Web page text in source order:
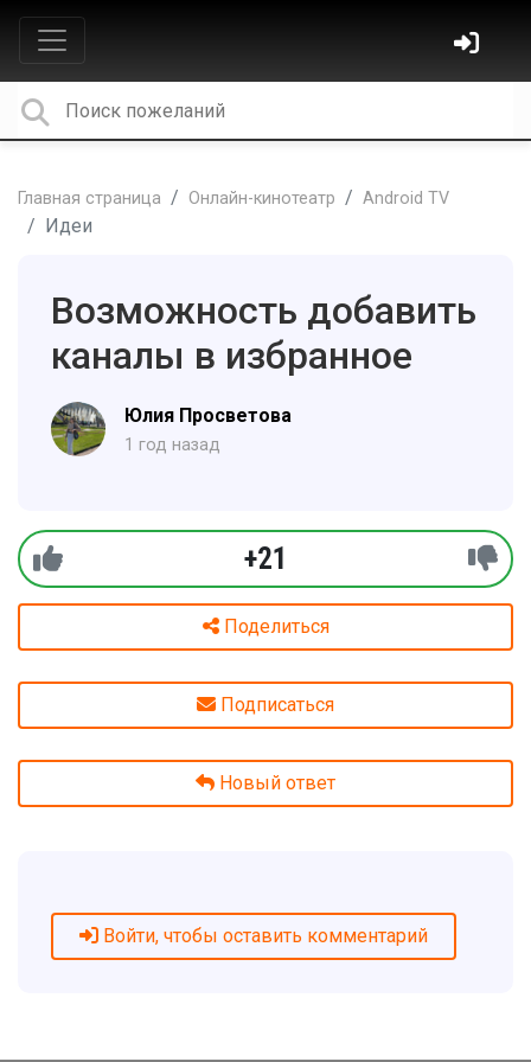
Главная страница Онлайн-кинотеатр Android TV
Идеи
Возможность добавить
каналы в избранное
Юлия Просветова
1 год назад
+21
Поделиться
Подписаться
Новый ответ
Войти, чтобы оставить комментарий